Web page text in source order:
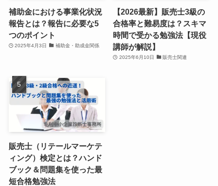
補助金における事業化状況
報告とは？報告に必要な5
つのポイント
2025年4月3日 補助金・助成金関係
【2026最新】販売士3級の
合格率と難易度は？スキマ
時間で受かる勉強法【現役
講師が解説】
2025年6月10日 販売士関連
販売士（リテールマーケテ
ィング）検定とは？ハンド
ブック＆問題集を使った最
短合格勉強法